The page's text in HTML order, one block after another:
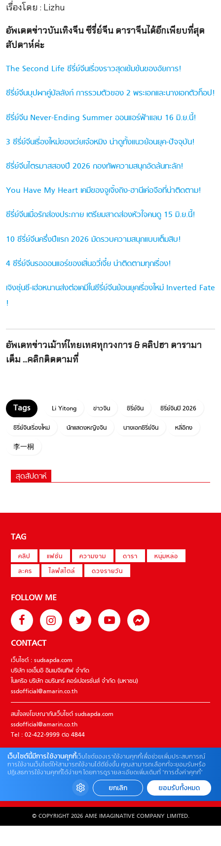
เรื่องโดย : Lizhu
อัพเดตข่าวบันเทิงจีน ซีรี่ย์จีน ดาราจีนได้อีกเพียบที่สุด
สัปดาห์ค่ะ
The Second Life ซีรี่ย์จีนเรื่องราวสุดเข้มข้นของอัยการ!
ซีรี่ย์จีนบุปผาคู่บัลลังก์ การรวมตัวของ 2 พระเอกและนางเอกตัวท็อป!
ซีรี่ย์จีน Never-Ending Summer ออนแอร์ฟ้าแลบ 16 มิ.ย.นี้!
3 ซีรี่ย์จีนเรื่องใหม่ของเว่ยเจ๋อหมิง น่าดูทั้งแนวย้อนยุค-ปัจจุบัน!
ซีรี่ย์จีนไตรมาสสองปี 2026 กองทัพความสนุกอัดล้นทะลัก!
You Have My Heart เคมีของจูเจิ้งถิง-ฮานีเค่อจือที่น่าติดตาม!
ซีรี่ย์จีนเมื่อรักส่องประกาย เตรียมสาดส่องหัวใจคนดู 15 มิ.ย.นี้!
10 ซีรี่ย์จีนครึ่งปีแรก 2026 มัดรวบความสนุกแบบเต็มสิบ!
4 ซีรี่ย์จีนรอออนแอร์ของเสิ่นอวี่เจี๋ย น่าติดตามทุกเรื่อง!
เจิงซุ่นซี-เฮ่อหนานส่งต่อเคมีในซีรี่ย์จีนย้อนยุคเรื่องใหม่ Inverted Fate
!
อัพเดทข่าวเม้าท์ไทยเทศทุกวงการ & คลิปฮา ดารามา
เต็ม ...คลิกติดตามที่
Li Yitong ข่าวจีน ซีรี่ย์จีน
ซีรี่ย์จีนปี 2026
ซีรี่ย์จีนเรื่องใหม่
นักแสดงหญิงจีน นางเอกซีรี่ย์จีน
หลี่อีถง
李一桐
สุดสัปดาห์
TAG
คลิป แฟชั่น ความงาม ดารา
หนุ่มหล่อ
ละคร
ไลฟ์สไตล์ ดวงรายวัน
FOLLOW ME
CONTACT
เว็บไซต์ : sudsapda.com
บริษัท เอเอ็มอี อิมเมจิเนทีฟ จำกัด
ในเครือ บริษัท อมรินทร์ คอร์เปอเรชั่นส์ จำกัด (มหาชน)
ssdofficial@amarin.co.th
สนใจลงโฆษณากับเว็บไซต์ sudsapda.com
ssdofficial@amarin.co.th
Tel : 02-422-9999 ต่อ 4844
ติดต่อแจ้งปัญหาหรือร้องเรียน
02-422-9999 ต่อ 4180
(จันทร์ – ศุกร์ เวลา 09.00 – 18.00 น)
© COPYRIGHT 2026 AME IMAGINATIVE COMPANY LIMITED.
เว็บไซต์นี้มีการใช้งานคุกกี้เว็บไซต์ของเราใช้งานคุกกี้เพื่อช่วยเพิ่มประสบการณ์
การใช้งานเว็บไซต์ให้สามารถใช้งานได้ดียิ่งขึ้น คุณสามารถเลือกที่จะยอมรับหรือ
ปฏิเสธการใช้งานคุกกี้ได้ง่ายๆ โดยการดูรายละเอียดเพิ่มเติมที่ “การตั้งค่าคุกกี้”
ยกเลิก ยอมรับทั้งหมด